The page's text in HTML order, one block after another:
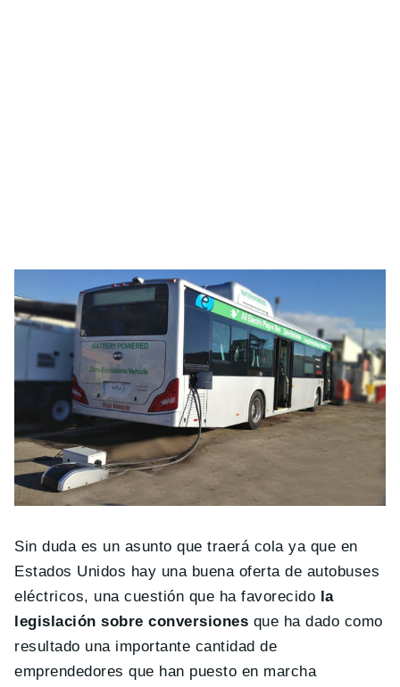
Sin duda es un asunto que traerá cola ya que en
Estados Unidos hay una buena oferta de autobuses
eléctricos, una cuestión que ha favorecido la
legislación sobre conversiones que ha dado como
resultado una importante cantidad de
emprendedores que han puesto en marcha